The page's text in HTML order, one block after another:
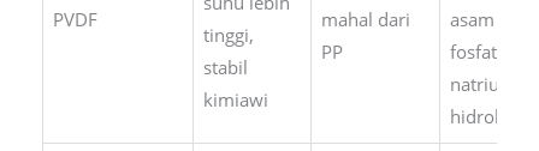
PVDF
tinggi,
stabil
kimiawi
mahal dari
PP
asam
fosfat,
natrium
hidroksida